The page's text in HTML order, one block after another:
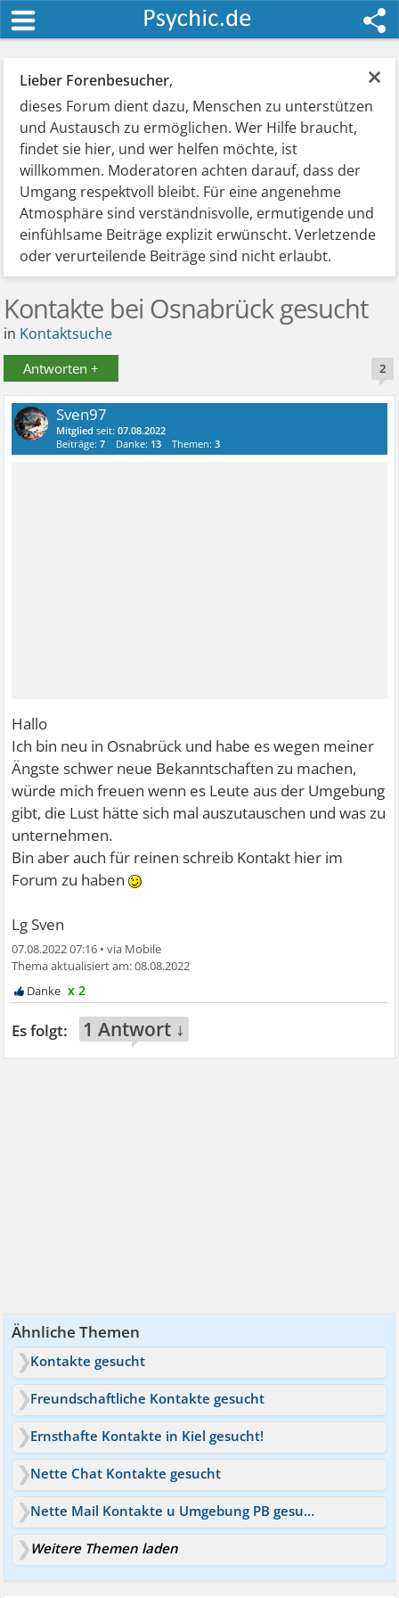
×
Lieber Forenbesucher,
dieses Forum dient dazu, Menschen zu unterstützen
und Austausch zu ermöglichen. Wer Hilfe braucht,
findet sie hier, und wer helfen möchte, ist
willkommen. Moderatoren achten darauf, dass der
Umgang respektvoll bleibt. Für eine angenehme
Atmosphäre sind verständnisvolle, ermutigende und
einfühlsame Beiträge explizit erwünscht. Verletzende
oder verurteilende Beiträge sind nicht erlaubt.
Kontakte bei Osnabrück gesucht
in Kontaktsuche
Antworten + 2
Sven97
Mitglied seit:07.08.2022
Beiträge:7 Danke: 13 Themen:3
Hallo
Ich bin neu in Osnabrück und habe es wegen meiner
Ängste schwer neue Bekanntschaften zu machen,
würde mich freuen wenn es Leute aus der Umgebung
gibt, die Lust hätte sich mal auszutauschen und was zu
unternehmen.
Bin aber auch für reinen schreib Kontakt hier im
Forum zu haben
Lg Sven
07.08.2022 07:16 •
08.08.2022
x 2
1 Antwort ↓
Ähnliche Themen
Kontakte gesucht
Freundschaftliche Kontakte gesucht
Ernsthafte Kontakte in Kiel gesucht!
Nette Chat Kontakte gesucht
Nette Mail Kontakte u Umgebung PB gesucht :)
Weitere Themen laden